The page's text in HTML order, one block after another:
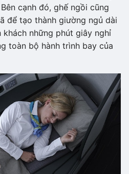
cạnh đó, ghế ngồi cũng
để tạo thành giường ngủ dài
khách những phút giây nghỉ
toàn bộ hành trình bay của